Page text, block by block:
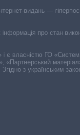
видань —
про стан
є власністю ГО
«Партнерський
з українським